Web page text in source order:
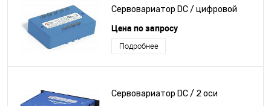
Сервовариатор DC / цифровой
Цена по запросу
Подробнее
Сервовариатор DC / 2 оси